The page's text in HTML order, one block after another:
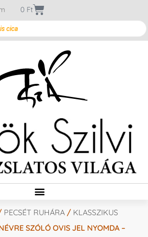
0 Ft
PECSÉT RUHÁRA / KLASSZIKUS
SZÓLÓ OVIS JEL NYOMDA –